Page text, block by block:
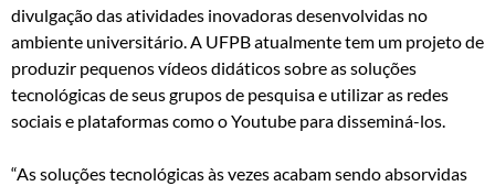
divulgação das atividades inovadoras desenvolvidas no
ambiente universitário. A UFPB atualmente tem um projeto de
produzir pequenos vídeos didáticos sobre as soluções
tecnológicas de seus grupos de pesquisa e utilizar as redes
sociais e plataformas como o Youtube para disseminá-los.
“As soluções tecnológicas às vezes acabam sendo absorvidas